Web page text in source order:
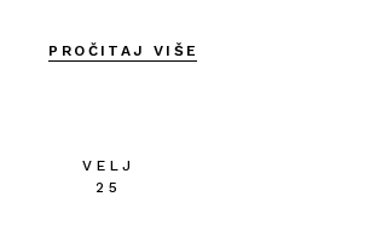
PROČITAJ VIŠE
VELJ
25